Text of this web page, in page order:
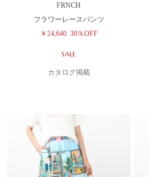
FRNCH
フラワーレースパンツ
￥24,640 30％OFF
SALE
カタログ掲載